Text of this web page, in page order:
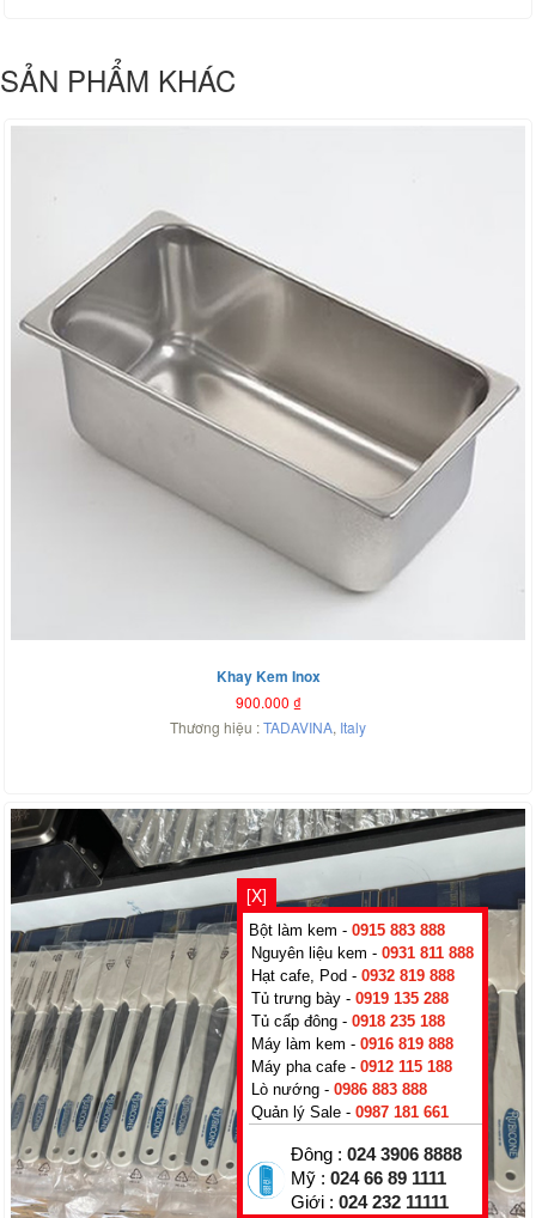
SẢN PHẨM KHÁC
Khay Kem Inox
900.000 ₫
Thương hiệu :TADAVINA, Italy
[X]
Bột làm kem - 0915 883 888
Nguyên liệu kem - 0931 811 888
Hạt cafe, Pod - 0932 819 888
Tủ trưng bày - 0919 135 288
Tủ cấp đông - 0918 235 188
Máy làm kem - 0916 819 888
Máy pha cafe - 0912 115 188
Lò nướng - 0986 883 888
Quản lý Sale - 0987 181 661
Đông : 024 3906 8888
Mỹ : 024 66 89 1111
Giới : 024 232 11111